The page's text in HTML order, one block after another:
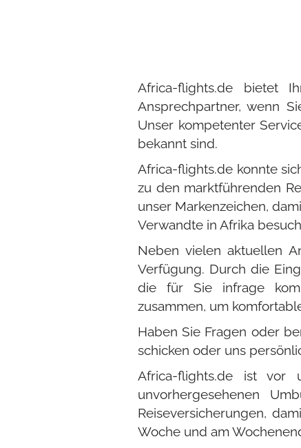
Africa-flights.de bietet
Ansprechpartner, wenn
Unser kompetenter
bekannt sind.
Africa-flights.de konnte
zu den marktführenden
unser Markenzeichen,
Verwandte in Afrika
Neben vielen aktuellen
Verfügung. Durch die
die für Sie infrage
zusammen, um
Haben Sie Fragen oder
schicken oder uns
Africa-flights.de ist
unvorhergesehenen
Reiseversicherungen,
Woche und am